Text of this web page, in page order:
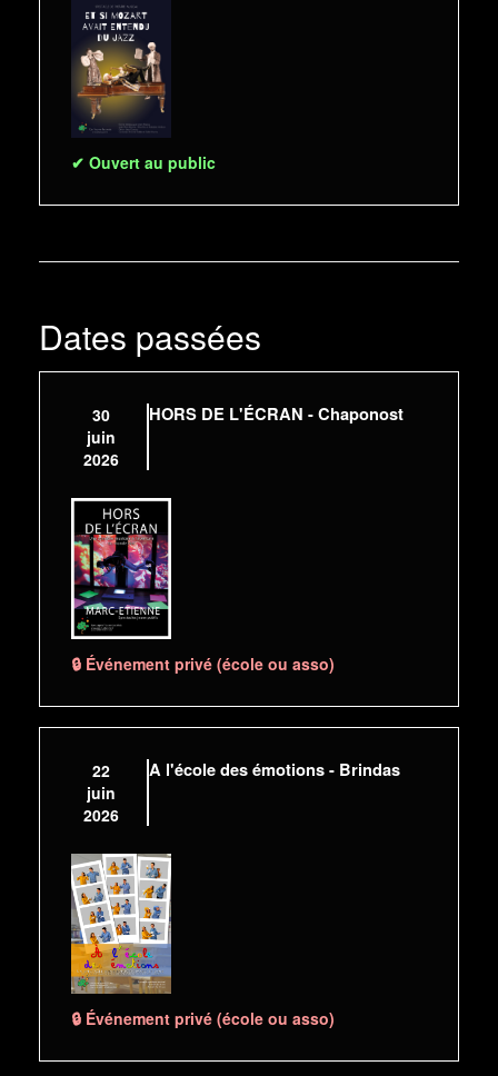
✔ Ouvert au public
Dates passées
30
juin
2026
HORS DE L'ÉCRAN - Chaponost
🔒 Événement privé (école ou asso)
22
juin
2026
A l'école des émotions - Brindas
🔒 Événement privé (école ou asso)